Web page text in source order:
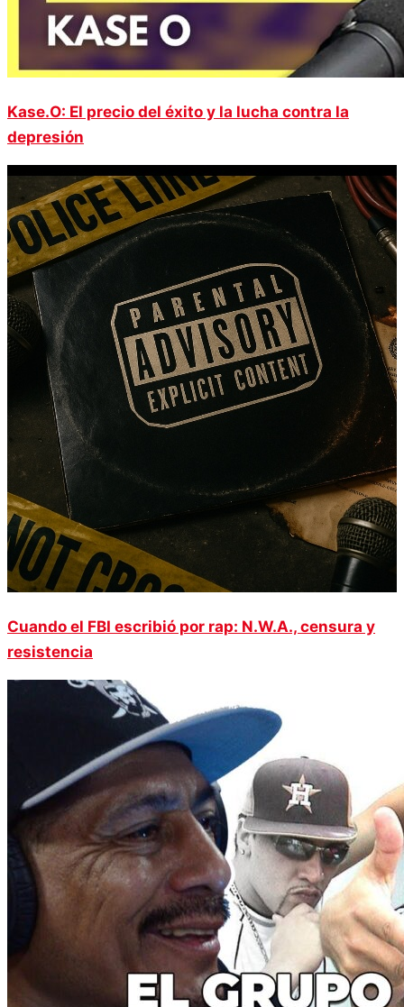
Kase.O: El precio del éxito y la lucha contra la
depresión
Cuando el FBI escribió por rap: N.W.A., censura y
resistencia